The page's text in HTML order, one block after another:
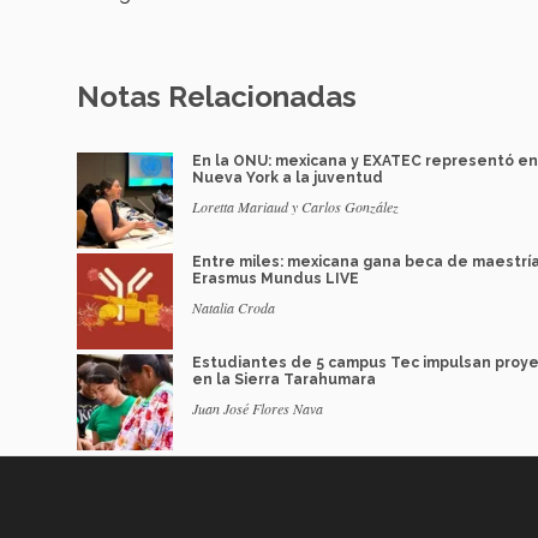
Notas Relacionadas
En la ONU: mexicana y EXATEC representó en
Nueva York a la juventud
Loretta Mariaud y Carlos González
Entre miles: mexicana gana beca de maestría
Erasmus Mundus LIVE
Natalia Croda
Estudiantes de 5 campus Tec impulsan
en la Sierra Tarahumara
Juan José Flores Nava